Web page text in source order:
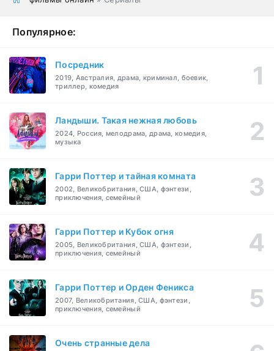
Популярное:
Посредник
2019, Австралия, драма, криминал, боевик,
триллер, комедия
Ландыши. Такая нежная любовь
2024, Россия, мелодрама, драма, комедия,
музыка
Гарри Поттер и тайная комната
2002, Великобритания, США, фэнтези,
приключения, семейный
Гарри Поттер и Кубок огня
2005, Великобритания, США, фэнтези,
приключения, семейный
Гарри Поттер и Орден Феникса
2007, Великобритания, США, фэнтези,
приключения, семейный
Очень странные дела